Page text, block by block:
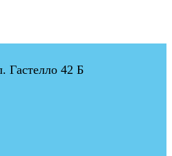
Гастелло 42 Б